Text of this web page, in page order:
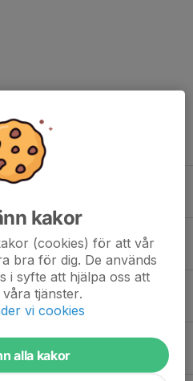
16 juli!
dragning 16 juli!
kakor
(cookies) för att vår
bra för dig. De används
i syfte att hjälpa oss att
tjänster.
vi cookies
alla kakor